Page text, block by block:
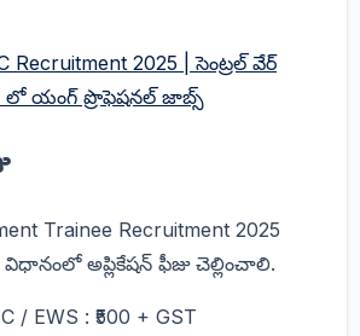
Recruitment 2025 | సెంట్రల్ వేర్
యంగ్ ప్రొఫెషనల్ జాబ్స్
Trainee Recruitment 2025
విధానంలో అప్లికేషన్ ఫీజు చెల్లించాలి.
/ EWS : ₹500 + GST